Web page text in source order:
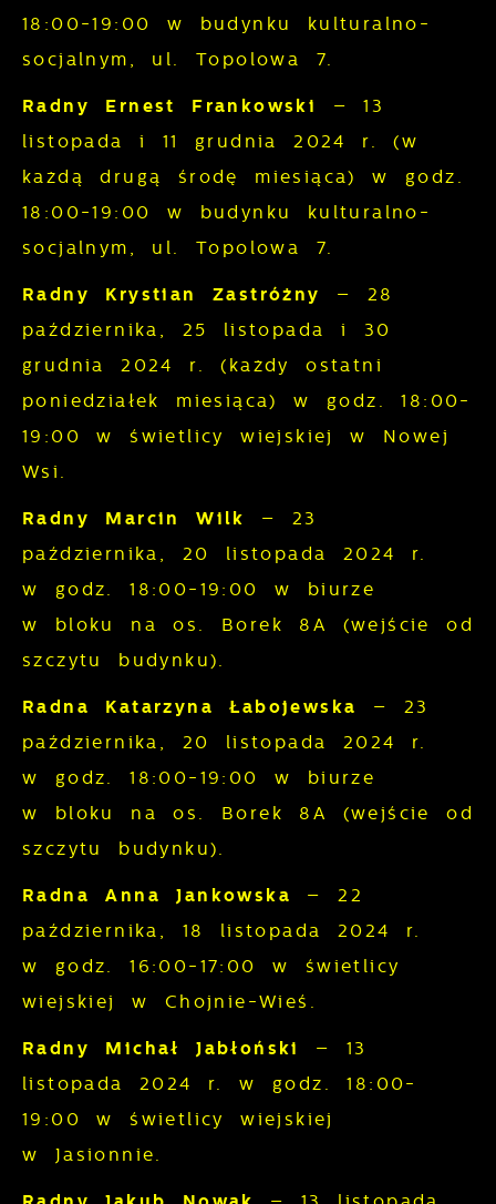
18:00-19:00 w budynku kulturalno-
socjalnym, ul. Topolowa 7.
Radny Ernest Frankowski – 13
listopada i 11 grudnia 2024 r. (w
każdą drugą środę miesiąca) w godz.
18:00-19:00 w budynku kulturalno-
socjalnym, ul. Topolowa 7.
Radny Krystian Zastróżny – 28
października, 25 listopada i 30
grudnia 2024 r. (każdy ostatni
poniedziałek miesiąca) w godz. 18:00-
19:00 w świetlicy wiejskiej w Nowej
Wsi.
Radny Marcin Wilk – 23
października, 20 listopada 2024 r.
w godz. 18:00-19:00 w biurze
w bloku na os. Borek 8A (wejście od
szczytu budynku).
Radna Katarzyna Łabojewska – 23
października, 20 listopada 2024 r.
w godz. 18:00-19:00 w biurze
w bloku na os. Borek 8A (wejście od
szczytu budynku).
Radna Anna Jankowska
– 22
października, 18 listopada 2024 r.
w godz. 16:00-17:00 w świetlicy
wiejskiej w Chojnie-Wieś.
Radny Michał Jabłoński
– 13
listopada 2024 r. w godz. 18:00-
19:00 w świetlicy wiejskiej
w Jasionnie.